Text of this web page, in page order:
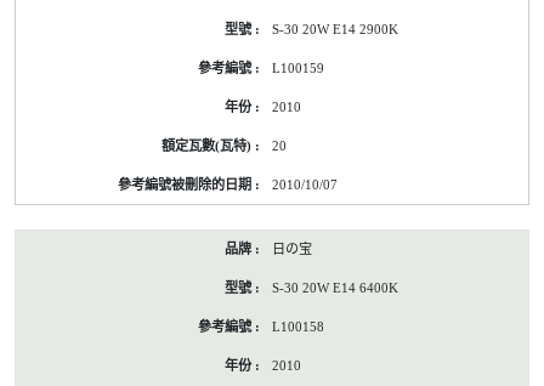
S-30 20W E14 2900K
L100159
2010
20
2010/10/07
日の宝
S-30 20W E14 6400K
L100158
2010